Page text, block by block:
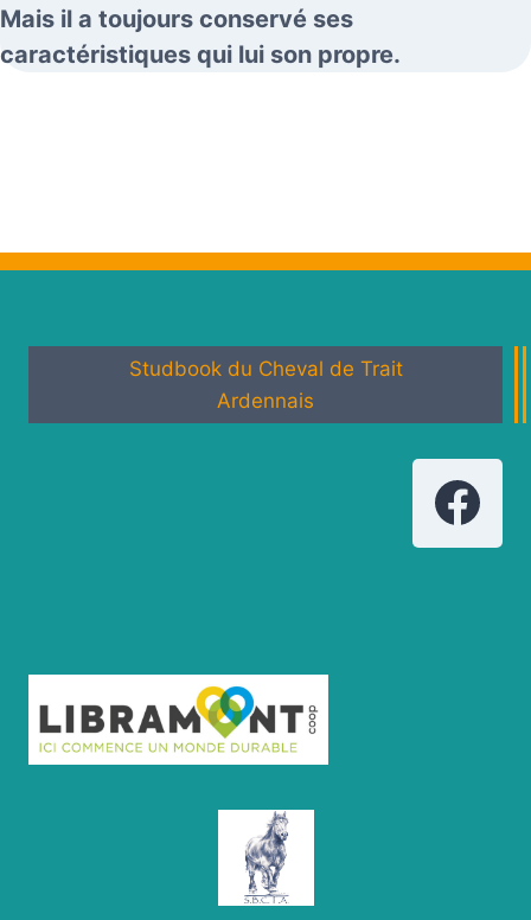
Mais il a toujours conservé ses
caractéristiques qui lui son propre.
Studbook du Cheval de Trait
Ardennais